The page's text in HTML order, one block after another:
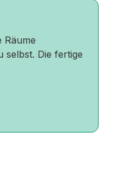
Räume
selbst. Die fertige